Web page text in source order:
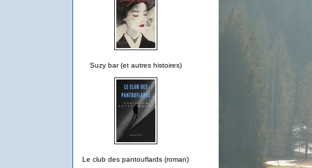
Suzy bar (et autres histoires)
Le club des pantouflards (roman)